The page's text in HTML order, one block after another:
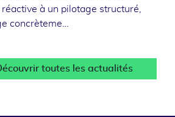
à un pilotage structuré,
concrèteme…
toutes les actualités